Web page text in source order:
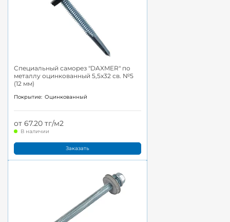
Специальный саморез "DAXMER" по
металлу оцинкованный 5,5x32 св. №5
(12 мм)
Покрытие: Оцинкованный
от 67.20 тг/м2
В наличии
Заказать